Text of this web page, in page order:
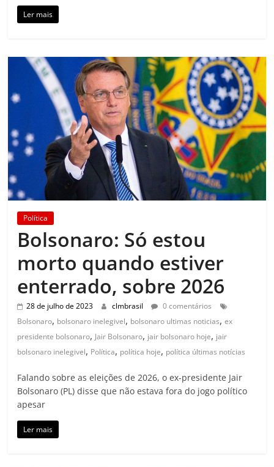
Ler mais
Política
Bolsonaro: Só estou
morto quando estiver
enterrado, sobre 2026
28 de julho de 2023 clmbrasil
0 comentários
Bolsonaro, bolsonaro inelegivel, bolsonaro ultimas noticias,ex
presidente bolsonaro, Jair Bolsonaro, jair bolsonaro hoje, jair
bolsonaro inelegivel, Política, política hoje, política últimas notícias
Falando sobre as eleições de 2026, o ex-presidente Jair
Bolsonaro (PL) disse que não estava fora do jogo político
apesar
Ler mais